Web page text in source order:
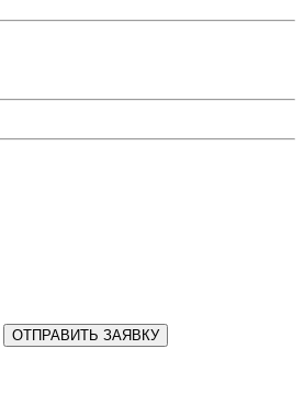
ОТПРАВИТЬ ЗАЯВКУ